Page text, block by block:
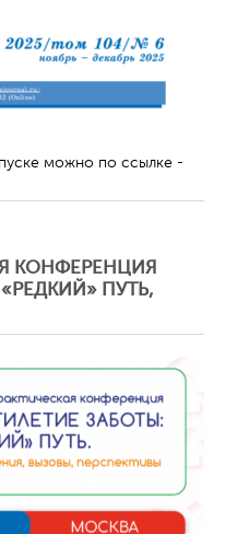
можно по ссылке -
КОНФЕРЕНЦИЯ
ПУТЬ,